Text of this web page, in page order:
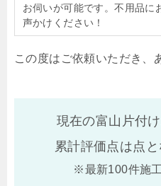
お伺いが可能です。不用品に
声かけください！
この度はご依頼いただき、
現在の富山片付
累計評価点は点
※最新100件施